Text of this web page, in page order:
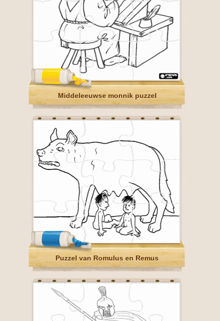
Middeleeuwse monnik puzzel
Puzzel van Romulus en Remus